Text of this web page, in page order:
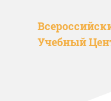
Учебный